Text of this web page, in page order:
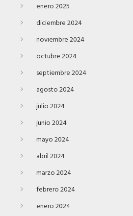
enero 2025
diciembre 2024
noviembre 2024
octubre 2024
septiembre 2024
agosto 2024
julio 2024
junio 2024
mayo 2024
abril 2024
marzo 2024
febrero 2024
enero 2024